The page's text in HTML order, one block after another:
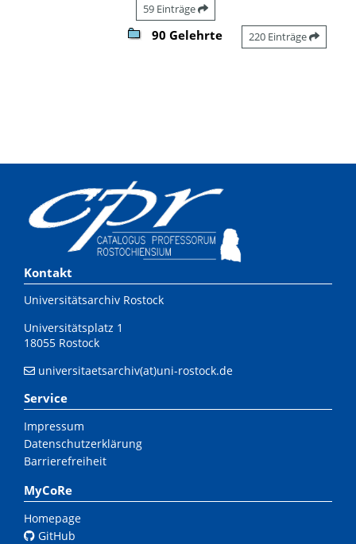
59 Einträge
90 Gelehrte 220 Einträge
Kontakt
Universitätsarchiv Rostock
Universitätsplatz 1
18055 Rostock
universitaetsarchiv(at)uni-rostock.de
Service
Impressum
Datenschutzerklärung
Barrierefreiheit
MyCoRe
Homepage
GitHub